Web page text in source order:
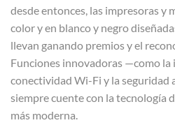
desde entonces, las impresoras y
color y en blanco y negro
llevan ganando premios y el
Funciones innovadoras —como la
conectividad Wi-Fi y la seguridad
siempre cuente con la tecnología
más moderna.